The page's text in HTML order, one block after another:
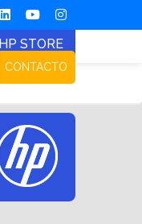
CONTACTO
STORE